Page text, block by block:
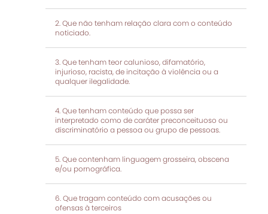
Que não tenham relação clara com o conteúdo
noticiado.
Que tenham teor calunioso, difamatório,
injurioso, racista, de incitação à violência ou a
qualquer ilegalidade.
Que tenham conteúdo que possa ser
interpretado como de caráter preconceituoso ou
discriminatório a pessoa ou grupo de pessoas.
Que contenham linguagem grosseira, obscena
e/ou pornográfica.
Que tragam conteúdo com acusações ou
ofensas à terceiros